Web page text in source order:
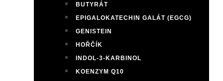
BUTYRÁT
EPIGALOKATECHIN GALÁT (EGCG)
GENISTEIN
HOŘČÍK
INDOL-3-KARBINOL
KOENZYM Q10